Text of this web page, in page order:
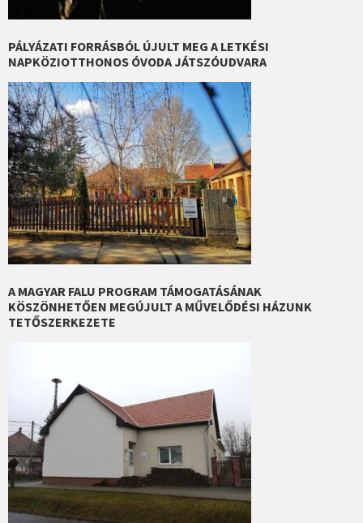
PÁLYÁZATI FORRÁSBÓL ÚJULT MEG A LETKÉSI
NAPKÖZIOTTHONOS ÓVODA JÁTSZÓUDVARA
A MAGYAR FALU PROGRAM TÁMOGATÁSÁNAK
KÖSZÖNHETŐEN MEGÚJULT A MŰVELŐDÉSI HÁZUNK
TETŐSZERKEZETE